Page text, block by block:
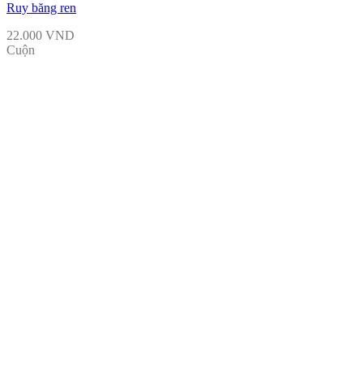
Ruy băng ren
22.000 VND
Cuộn